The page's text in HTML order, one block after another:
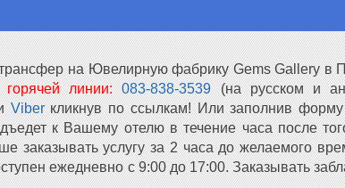
на Ювелирную фабрику Gems Gallery в
горячей линии: 083-838-3539(на русском и
Viberкликнув по ссылкам! Или заполнив форму
к Вашему отелю в течение часа после
заказывать услугу за 2 часа до желаемого
ежедневно с 9:00 до 17:00. Заказывать